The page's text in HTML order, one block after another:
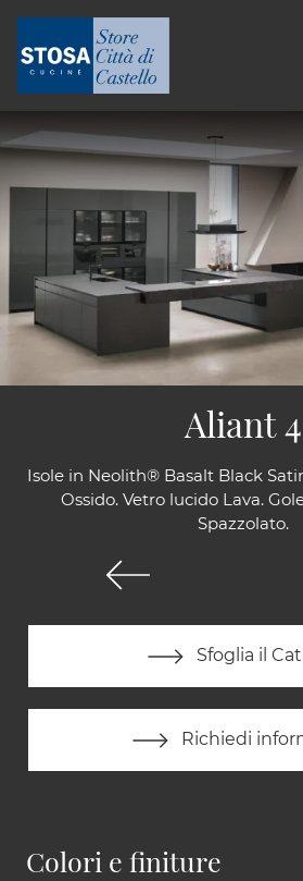
Isole in Neolith® Basalt Black
Ossido. Vetro lucido Lava.
Spazzolato.
Sfoglia il
Richiedi
Aliant 4
Colori e finiture